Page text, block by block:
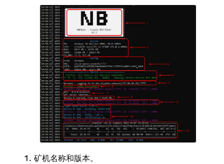
矿机名称和版本。